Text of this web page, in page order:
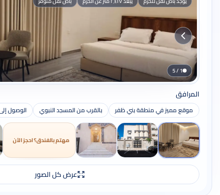
1 / 5
المرافق
موقع مميز في منطقة بني ظفر بالقرب من المسجد النبوي الوصول
مهتم بالفندق؟ احجز الآن
عرض كل الصور